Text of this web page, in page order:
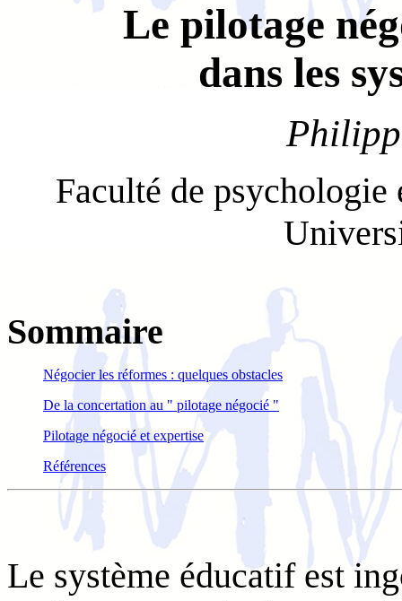
Le pilotage
dans les
Faculté de psychologie
Sommaire
Négocier les réformes : quelques obstacles
De la concertation au " pilotage négocié "
Pilotage négocié et expertise
Références
Le système éducatif est